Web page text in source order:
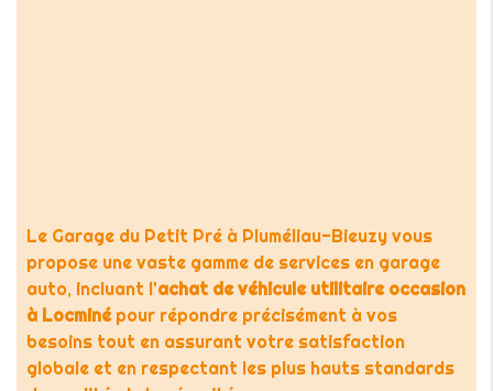
Le Garage du Petit Pré à Pluméliau-Bieuzy vous
propose une vaste gamme de services en garage
auto, incluant l'achat de véhicule utilitaire occasion
à Locminépour répondre précisément à vos
besoins tout en assurant votre satisfaction
globale et en respectant les plus hauts standards